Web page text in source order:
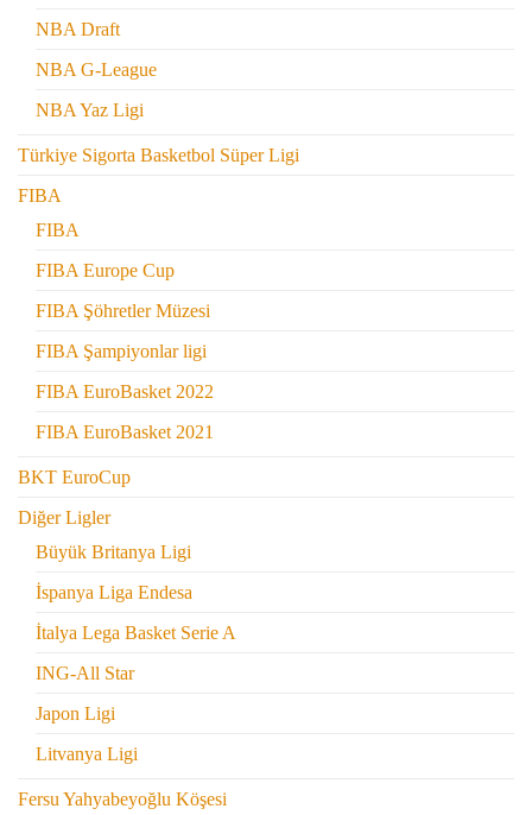
NBA Draft
NBA G-League
NBA Yaz Ligi
Türkiye Sigorta Basketbol Süper Ligi
FIBA
FIBA
FIBA Europe Cup
FIBA Şöhretler Müzesi
FIBA Şampiyonlar ligi
FIBA EuroBasket 2022
FIBA EuroBasket 2021
BKT EuroCup
Diğer Ligler
Büyük Britanya Ligi
İspanya Liga Endesa
İtalya Lega Basket Serie A
ING-All Star
Japon Ligi
Litvanya Ligi
Fersu Yahyabeyoğlu Köşesi